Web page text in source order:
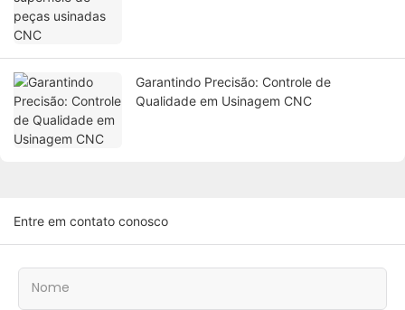
Garantindo Precisão: Controle de
Qualidade em Usinagem CNC
Entre em contato conosco
Nome